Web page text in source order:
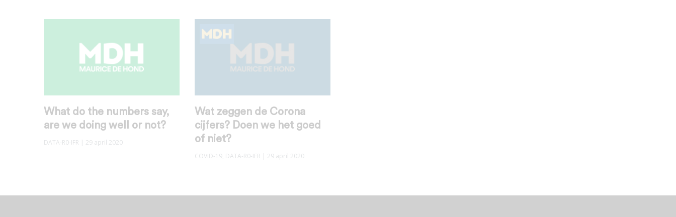
What do the numbers say,
are we doing well or not?
DATA-R0-IFR | 29 april 2020
Wat zeggen de Corona
cijfers? Doen we het goed
of niet?
COVID-19, DATA-R0-IFR | 29 april 2020